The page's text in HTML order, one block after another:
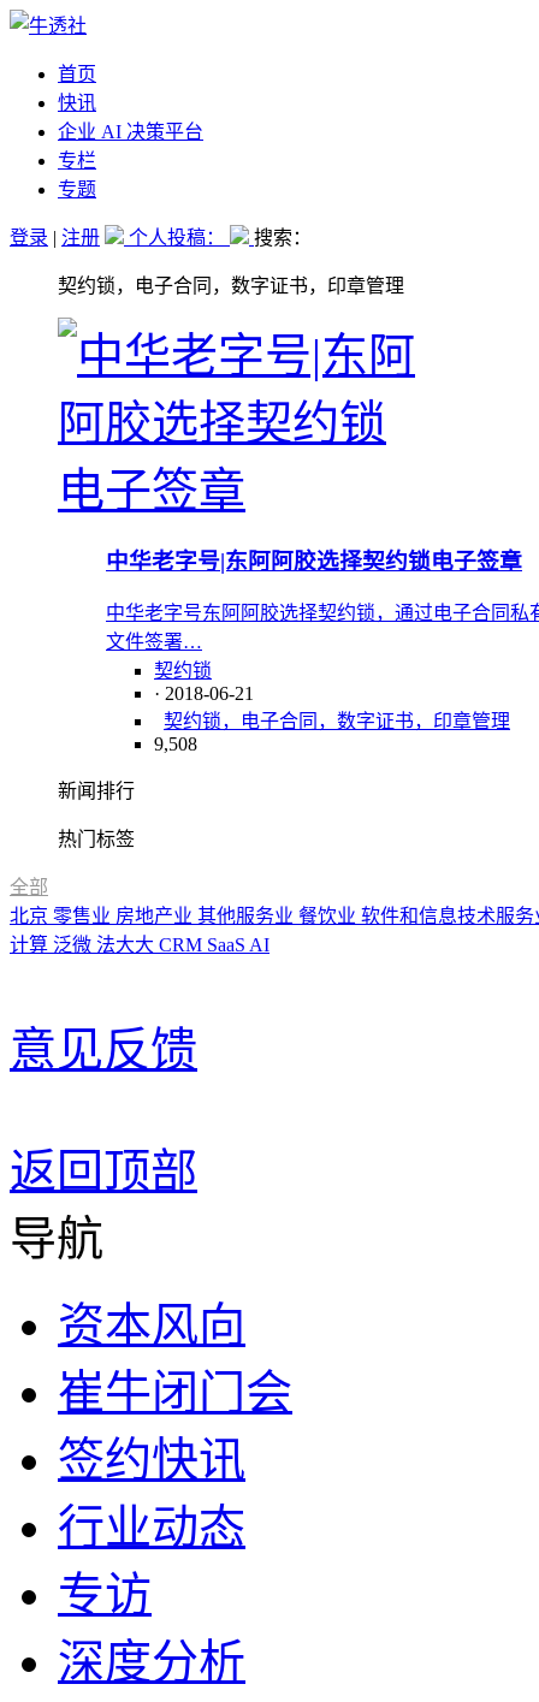
首页
快讯
企业 AI 决策平台
专栏
专题
登录 | 注册 个人投稿： 搜索：
契约锁，电子合同，数字证书，印章管理
中华老字号|东阿阿胶选择契约锁电子签章
中华老字号东阿阿胶选择契约锁，通过电子合同
文件签署…
契约锁
· 2018-06-21
契约锁，电子合同，数字证书，印章管理
9,508
新闻排行
热门标签
全部
北京 零售业 房地产业 其他服务业 餐饮业 软件和信息技术服
计算 泛微 法大大 CRM SaaS AI
意见反馈
返回顶部
导航
资本风向
崔牛闭门会
签约快讯
行业动态
专访
深度分析